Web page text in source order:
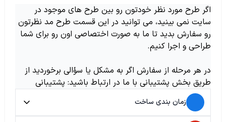
اگر طرح مورد نظر خودتون رو بین طرح های موجود در
سایت نمی بینید، می توانید در این قسمت طرح مد نظرتون
رو سفارش بدید تا ما به صورت اختصاصی اون رو برای شما
طراحی و اجرا کنیم.
در هر مرحله از سفارش اگر به مشکل یا سؤالی برخوردید از
طریق بخش پشتیبانی با ما در ارتباط باشید: پشتیبانی
زمان بندی ساخت